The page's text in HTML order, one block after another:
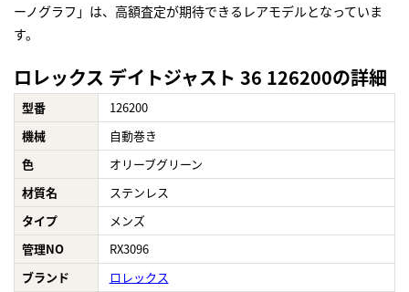
ーノグラフ」は、高額査定が期待できるレアモデルとなっていま
す。
ロレックス デイトジャスト 36 126200の詳細
型番
126200
機械
自動巻き
色
オリーブグリーン
材質名
ステンレス
タイプ
メンズ
管理NO
RX3096
ブランド
ロレックス